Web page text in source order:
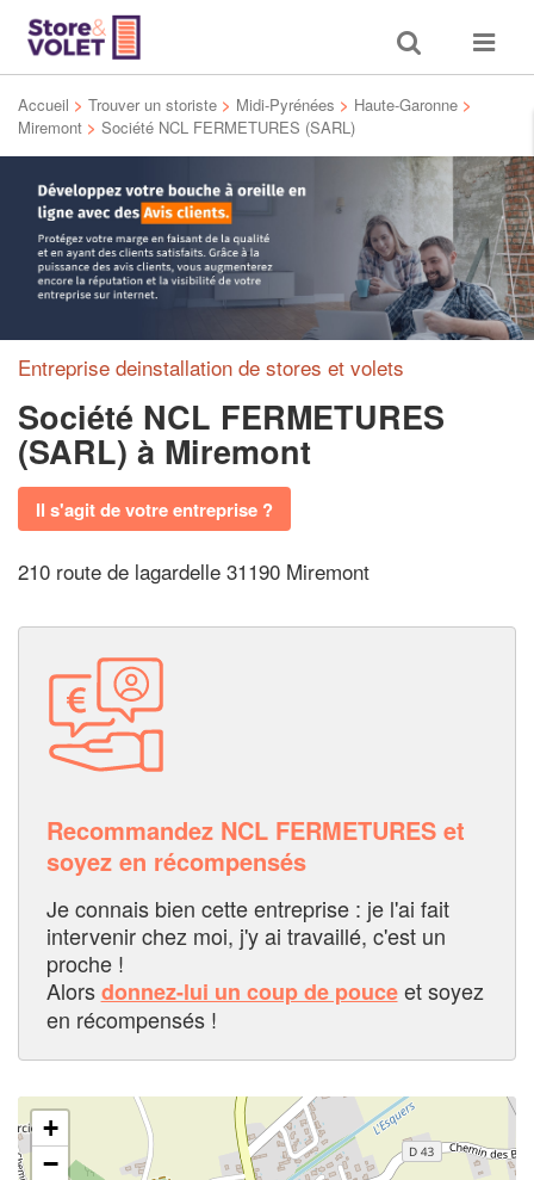
Toggle
search
Toggle
Accueil > Trouver un storiste > Midi-Pyrénées > Haute-Garonne >
Miremont > Société NCL FERMETURES (SARL)
Entreprise deinstallation de stores et volets
Société NCL FERMETURES
(SARL) à Miremont
Il s'agit de votre entreprise ?
210 route de lagardelle 31190 Miremont
Recommandez NCL FERMETURES et
soyez en récompensés
Je connais bien cette entreprise : je l'ai fait
intervenir chez moi, j'y ai travaillé, c'est un
proche !
Alorsdonnez-lui un coup de pouceet soyez
en récompensés !
+
−